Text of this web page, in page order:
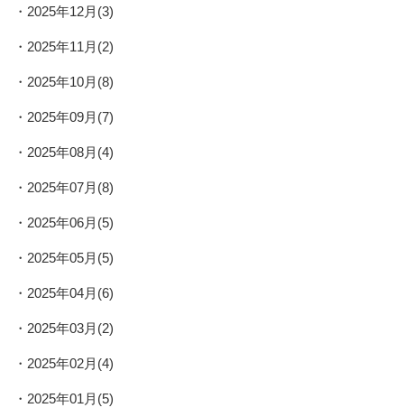
2025年12月(3)
2025年11月(2)
2025年10月(8)
2025年09月(7)
2025年08月(4)
2025年07月(8)
2025年06月(5)
2025年05月(5)
2025年04月(6)
2025年03月(2)
2025年02月(4)
2025年01月(5)